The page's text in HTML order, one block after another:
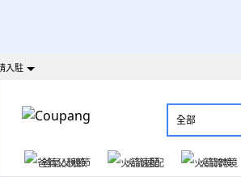
入駐
全部
爸氣父親節
火箭速配 火箭跨境